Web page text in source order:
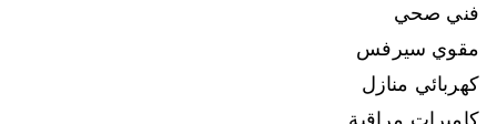
فني صحي
مقوي سيرفس
كهربائي منازل
كاميرات مراقبة